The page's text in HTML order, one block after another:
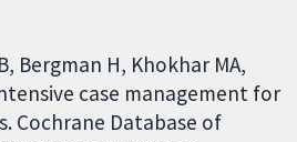
Bergman H, Khokhar MA,
case management for
Cochrane Database of